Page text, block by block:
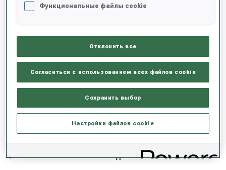
«Я просто сохранял спокойствие»
сосредоточился на том, чтобы бороться за каждый
выстрел, хотя мне то и дело мешали порывы ветра. Я
просто сохранял спокойствие и тратил столько
времени, сколько нужно, чтобы поразить мишени.
стрельбой лёжа и первой “стойкой” в сложные
моменты. Это дало мне преимущество, необходимое
перед последним огневым рубежом. Я знал, что могу
позволить себе там два промаха, благодаря чему
испытывал меньше стресса. В итоге ошибся лишь раз,
так что это была лёгкая победа».
Функциональные файлы cookie
Отклонить все
Согласиться с использованием всех файлов cookie
Сохранить выбор
Настройки файлов cookie